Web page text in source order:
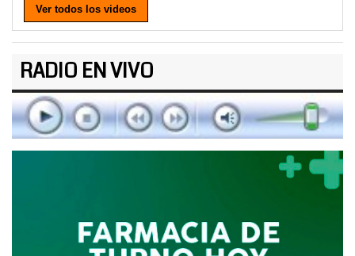
Ver todos los videos
RADIO EN VIVO